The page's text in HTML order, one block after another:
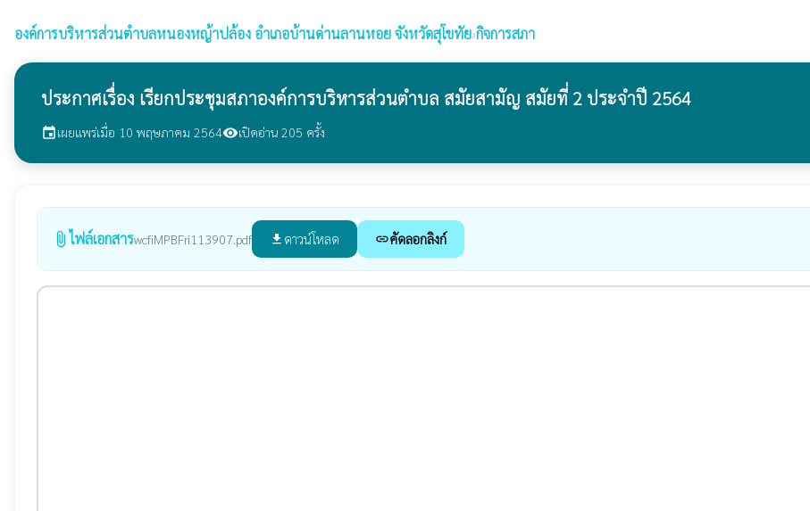
องค์การบริหารส่วนตำบลหนองหญ้าปล้อง อำเภอบ้านด่านลานหอย จังหวัดสุโขทัย›กิจการสภา
ประกาศเรื่อง เรียกประชุมสภาองค์การบริหารส่วนตำบล สมัยสามัญ สมัยที่ 2 ประจำปี 2564
eventเผยแพร่เมื่อ 10 พฤษภาคม 2564visibilityเปิดอ่าน 205 ครั้ง
attach_file ไฟล์เอกสารwcfiMPBFri113907.pdf file_download ดาวน์โหลด linkคัดลอกลิงก์